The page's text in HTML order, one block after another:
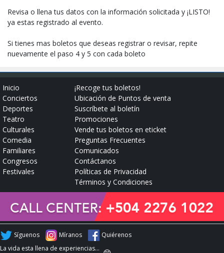
Revisa o llena tus datos con la información solicitada y ¡LISTO!
ya estas registrado al evento.
Si tienes mas boletos que deseas registrar o revisar, repite
nuevamente el paso 4 y 5 con cada boleto
Inicio
Conciertos
Deportes
Teatro
Culturales
Comedia
Familiares
Congresos
Festivales
¡Recoge tus boletos!
Ubicación de Puntos de venta
Suscríbete al boletín
Promociones
Vende tus boletos en eticket
Preguntas Frecuentes
Comunicados
Contáctanos
Políticas de Privacidad
Términos y Condiciones
Síguenos Míranos
Quiérenos
La vida esta llena de experiencias...